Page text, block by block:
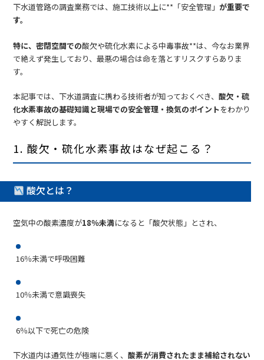
下水道管路の調査業務では、施工技術以上に**「安全管理」が重要で
す。
特に、密閉空間での酸欠や硫化水素による中毒事故**は、今なお業界
で絶えず発生しており、最悪の場合は命を落とすリスクすらありま
す。
本記事では、下水道調査に携わる技術者が知っておくべき、酸欠・硫
化水素事故の基礎知識と現場での安全管理・換気のポイントをわかり
やすく解説します。
1. 酸欠・硫化水素事故はなぜ起こる？
酸欠とは？
空気中の酸素濃度が18％未満になると「酸欠状態」とされ、
16％未満で呼吸困難
10％未満で意識喪失
6％以下で死亡の危険
下水道内は通気性が極端に悪く、酸素が消費されたまま補給されない